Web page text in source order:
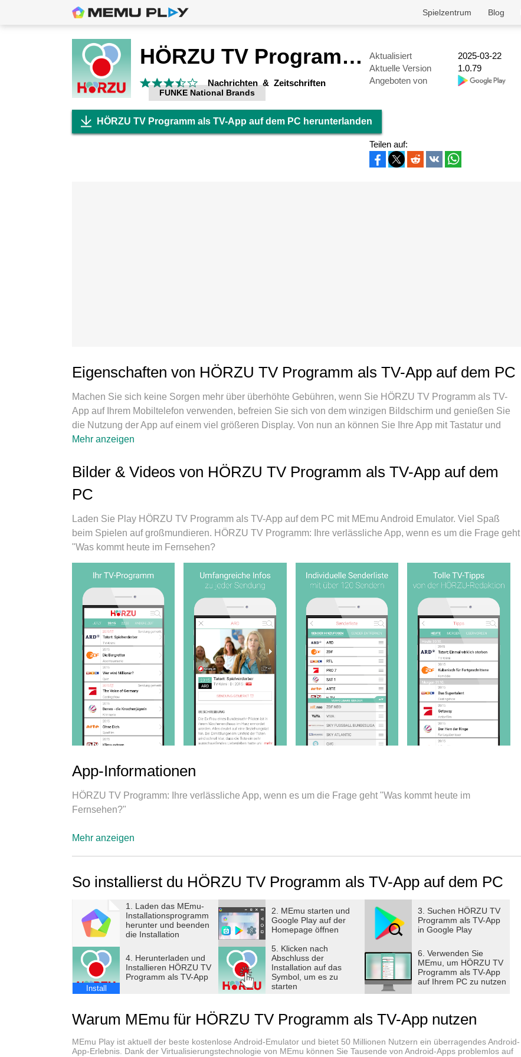
Blog
Spielzentrum
HÖRZU TV Programm als TV-App
Nachrichten & Zeitschriften
FUNKE National Brands
Aktualisiert
2025-03-22
Aktuelle Version
1.0.79
Angeboten von
HÖRZU TV Programm als TV-App auf dem PC herunterlanden
Teilen auf:
Eigenschaften von HÖRZU TV Programm als TV-App auf dem PC
Machen Sie sich keine Sorgen mehr über überhöhte Gebühren, wenn Sie HÖRZU TV Programm als TV-
App auf Ihrem Mobiltelefon verwenden, befreien Sie sich von dem winzigen Bildschirm und genießen Sie
die Nutzung der App auf einem viel größeren Display. Von nun an können Sie Ihre App mit Tastatur und
Maus im Vollbildmodus nutzen. MEmu bietet Ihnen all die überraschenden Funktionen, die Sie erwartet
durch Batterie, mobile Daten und störende Anrufe. Der brandneue MEmu 9 ist die beste Wahl für die
Nutzung von HÖRZU TV Programm als TV-App auf Ihrem Computer. Mit unserer Absorption kodiert,
ermöglicht der Multi-Instanz-Manager die Eröffnung von 2 oder mehr Konten zur gleichen Zeit. Und das
reibungslos und angenehm gestalten.
Mehr anzeigen
Bilder & Videos von HÖRZU TV Programm als TV-App auf dem
PC
Laden Sie Play HÖRZU TV Programm als TV-App auf dem PC mit MEmu Android Emulator. Viel Spaß
beim Spielen auf großmundieren. HÖRZU TV Programm: Ihre verlässliche App, wenn es um die Frage geht
"Was kommt heute im Fernsehen?
App-Informationen
HÖRZU TV Programm: Ihre verlässliche App, wenn es um die Frage geht "Was kommt heute im
Fernsehen?"
⇒ Besser fernsehen mit HÖRZU, der übersichtlichen TV-Programm-App für eine bessere und schnelle
HÖRZU-Redaktion.
Laden Sie jetzt die schnelle HÖRZU-App, nutzen Sie das übersichtliche TV-Programm sowie unsere
redaktionellen Tipps und genießen Sie einen perfekten TV-Abend.
HÖRZU – schnell & einfach zu bedienen:
★ Sofort sehen, was jetzt im TV läuft
★ Die wichtigsten Uhrzeiten wie 20:15 Uhr im direkten Zugriff
★ Alle Ansichten jetzt auch für Tablets optimiert
Mit den Empfehlungen der erfahrenen HÖRZU-Redaktion und der gut strukturierten Programmübersicht
Mehr anzeigen
So installierst du HÖRZU TV Programm als TV-App auf dem PC
1. Laden das MEmu-
Installationsprogramm
herunter und beenden
die Installation
2. MEmu starten und
Google Play auf der
Homepage öffnen
3. Suchen HÖRZU TV
Programm als TV-App
in Google Play
Install
4. Herunterladen und
Installieren HÖRZU TV
Programm als TV-App
5. Klicken nach
Abschluss der
Installation auf das
Symbol, um es zu
starten
6. Verwenden Sie
MEmu, um HÖRZU TV
Programm als TV-App
auf Ihrem PC zu nutzen
Warum MEmu für HÖRZU TV Programm als TV-App nutzen
MEmu Play ist aktuell der beste kostenlose Android-Emulator und bietet 50 Millionen Nutzern ein überragendes Android-
App-Erlebnis. Dank der Virtualisierungstechnologie von MEmu können Sie Tausende von Android-Apps problemlos auf